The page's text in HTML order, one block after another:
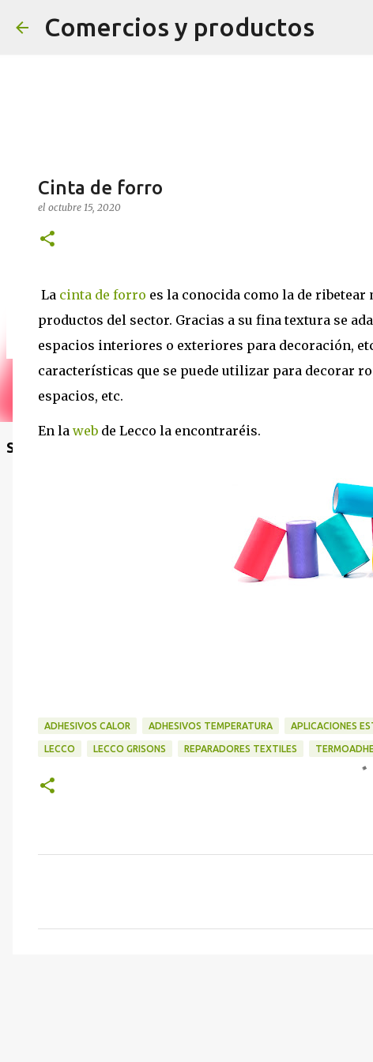
Comercios y productos
Sigue el blog
¡NOVEDADES! ¡SÍGUENOS Y TENDRÁS
elagosto 04, 2020
Cinta de forro
el octubre 15, 2020
La cinta de forro es la conocida como la de
productos del sector. Gracias a su fina textura se
espacios interiores o exteriores para decoración,
características que se puede utilizar para decorar
espacios, etc.
En la web de Lecco la encontraréis.
ADHESIVOS CALOR ADHESIVOS TEMPERATURA APLICACIONES
LECCO LECCO GRISONS REPARADORES TEXTILES